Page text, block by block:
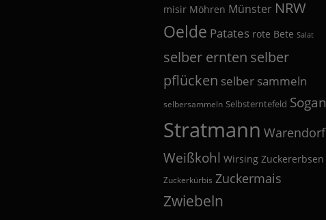
misir Möhren Münster NRW
Oelde Patates rote Bete Salat
selber ernten selber
pflücken selber sammeln
selbersammeln Selbsterntefeld Sogan
Stratmann Warendorf
Weißkohl Wirsing Zuckererbsen
Zuckerkürbis Zuckermais
Zwiebeln